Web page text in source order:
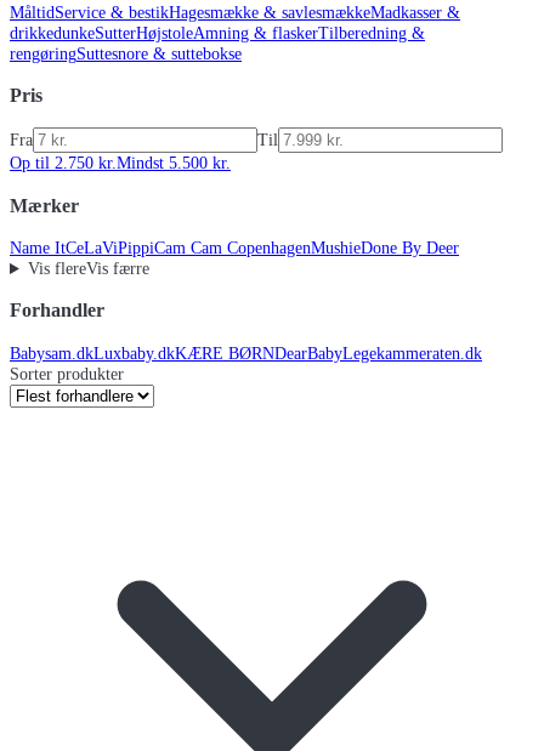
MåltidService & bestikHagesmække & savlesmækkeMadkasser &
drikkedunkeSutterHøjstoleAmning & flaskerTilberedning &
rengøringSuttesnore & suttebokse
Pris
Fra
Til
Op til 2.750 kr.Mindst 5.500 kr.
Mærker
Name ItCeLaViPippiCam Cam CopenhagenMushieDone By Deer
Vis flereVis færre
Forhandler
Babysam.dkLuxbaby.dkKÆRE BØRNDearBabyLegekammeraten.dk
Sorter produkter